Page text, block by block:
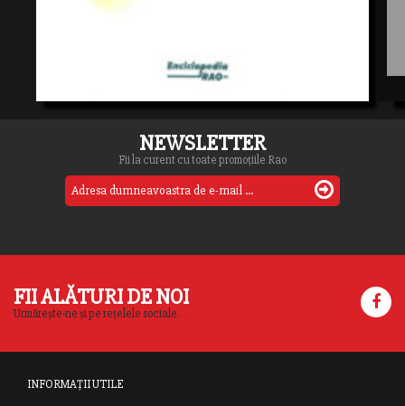
NEWSLETTER
Fii la curent cu toate promoțiile Rao
FII ALĂTURI DE NOI
Urmărește-ne și pe rețelele sociale.
INFORMAȚII UTILE